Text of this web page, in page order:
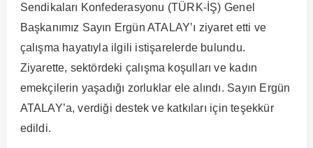
Sendikaları Konfederasyonu (TÜRK-İŞ) Genel
Başkanımız Sayın Ergün ATALAY’ı ziyaret etti ve
çalışma hayatıyla ilgili istişarelerde bulundu.
Ziyarette, sektördeki çalışma koşulları ve kadın
emekçilerin yaşadığı zorluklar ele alındı. Sayın Ergün
ATALAY’a, verdiği destek ve katkıları için teşekkür
edildi.